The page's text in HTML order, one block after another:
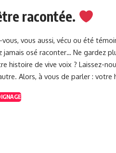
racontée.
vous aussi, vécu ou été
jamais osé raconter… Ne gardez
de vive voix ? Laissez-
Alors, à vous de parler :